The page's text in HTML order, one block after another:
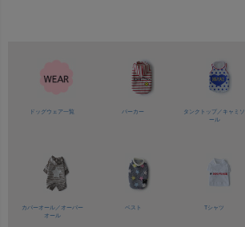
ドッグウェア一覧 パーカー タンクトップ／ キャミソ
ール
カバーオール／ オーバー
オール
ベスト Tシャツ